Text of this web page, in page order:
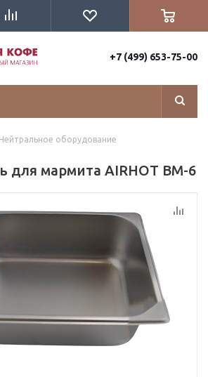
+7 (499) 653-75-00
Нейтральное оборудование
для мармита AIRHOT BM-6